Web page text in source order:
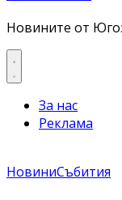
Новините от
За нас
Реклама
НовиниСъбития